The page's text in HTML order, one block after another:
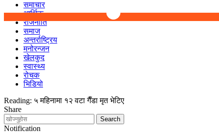
समाचार
आर्थिक
राजनीति
समाज
अन्तर्राष्ट्रिय
मनोरन्जन
खेलकुद
स्वास्थ्य
रोचक
भिडियो
Reading: ५ महिनामा १२ वटा गैँडा मृत भेटिए
Share
Notification